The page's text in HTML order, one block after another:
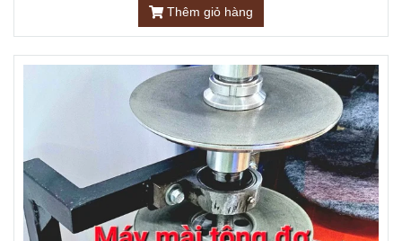
Thêm giỏ hàng